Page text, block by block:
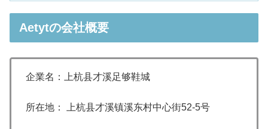
Aetytの会社概要
企業名：上杭县才溪足够鞋城
所在地： 上杭县才溪镇溪东村中心街52-5号